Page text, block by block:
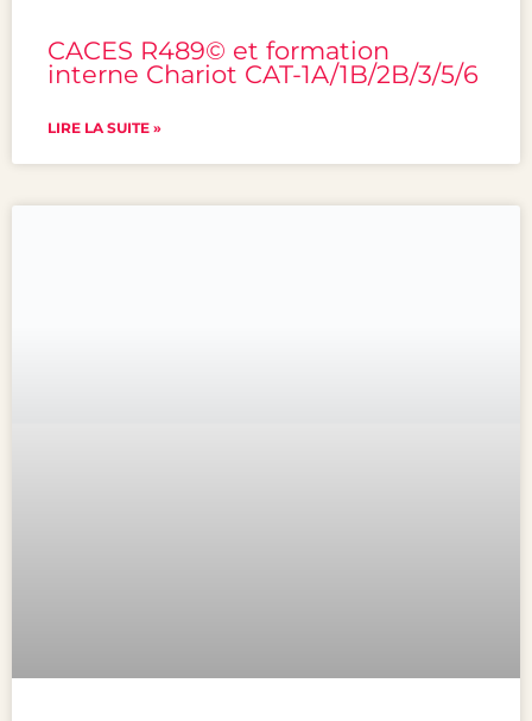
CACES R489© et formation
interne Chariot CAT-1A/1B/2B/3/5/6
LIRE LA SUITE »